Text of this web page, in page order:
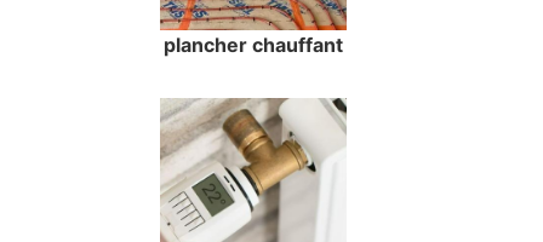
plancher chauffant